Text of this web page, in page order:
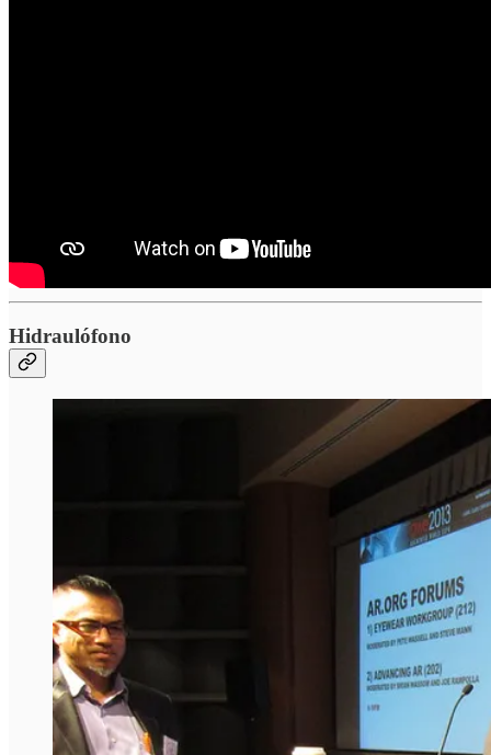
Hidraulófono